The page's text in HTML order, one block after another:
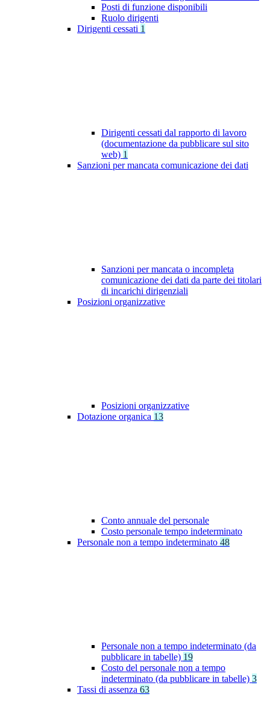
Posti di funzione disponibili
Ruolo dirigenti
Dirigenti cessati 1
Dirigenti cessati dal rapporto di lavoro
(documentazione da pubblicare sul sito
web) 1
Sanzioni per mancata comunicazione dei dati
Sanzioni per mancata o incompleta
comunicazione dei dati da parte dei titolari
di incarichi dirigenziali
Posizioni organizzative
Posizioni organizzative
Dotazione organica 13
Conto annuale del personale
Costo personale tempo indeterminato
Personale non a tempo indeterminato 48
Personale non a tempo indeterminato (da
pubblicare in tabelle) 19
Costo del personale non a tempo
indeterminato (da pubblicare in tabelle) 3
Tassi di assenza 63